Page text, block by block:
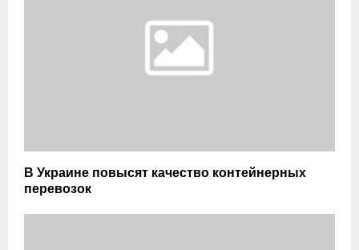
В Украине повысят качество контейнерных
перевозок